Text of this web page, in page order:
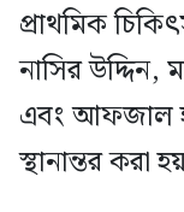
প্রাথমিক
নাসির
এবং আফজাল
স্থানান্তর করা